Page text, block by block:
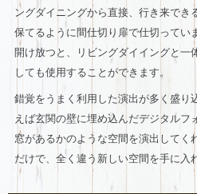
ングダイニングから直接、行き来でき
保てるように間仕切り扉で仕切ってい
開け放つと、リビングダイイングと一
しても使用することができます。
錯覚をうまく利用した演出が多く盛り
えば玄関の壁に埋め込んだデジタルフ
窓があるかのような空間を演出してく
だけで、全く違う新しい空間を手に入